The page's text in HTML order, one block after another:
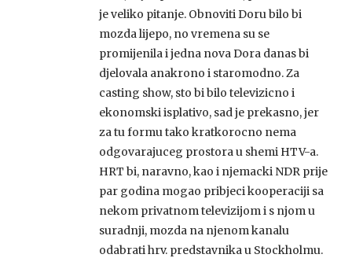
je veliko pitanje. Obnoviti Doru bilo bi
mozda lijepo, no vremena su se
promijenila i jedna nova Dora danas bi
djelovala anakrono i staromodno. Za
casting show, sto bi bilo televizicno i
ekonomski isplativo, sad je prekasno, jer
za tu formu tako kratkorocno nema
odgovarajuceg prostora u shemi HTV-a.
HRT bi, naravno, kao i njemacki NDR prije
par godina mogao pribjeci kooperaciji sa
nekom privatnom televizijom i s njom u
suradnji, mozda na njenom kanalu
odabrati hrv. predstavnika u Stockholmu.